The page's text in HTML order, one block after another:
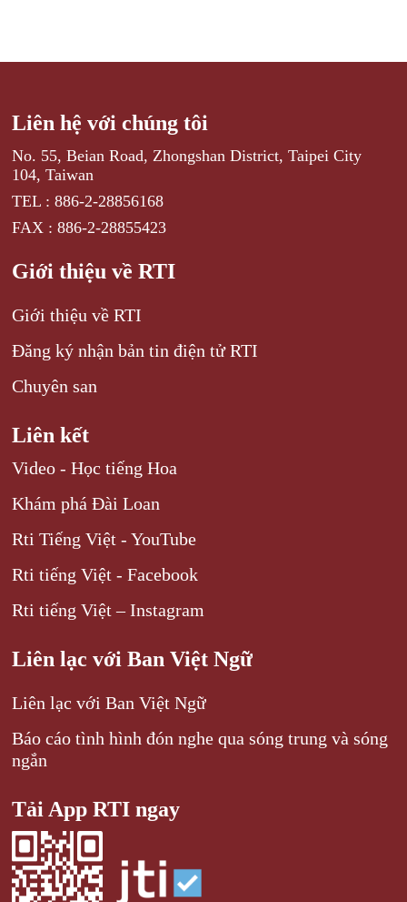
Liên hệ với chúng tôi
No. 55, Beian Road, Zhongshan District, Taipei City
104, Taiwan
TEL : 886-2-28856168
FAX : 886-2-28855423
Giới thiệu về RTI
Giới thiệu về RTI
Đăng ký nhận bản tin điện tử RTI
Chuyên san
Liên kết
Video - Học tiếng Hoa
Khám phá Đài Loan
Rti Tiếng Việt - YouTube
Rti tiếng Việt - Facebook
Rti tiếng Việt – Instagram
Liên lạc với Ban Việt Ngữ
Liên lạc với Ban Việt Ngữ
Báo cáo tình hình đón nghe qua sóng trung và sóng
ngắn
Tải App RTI ngay